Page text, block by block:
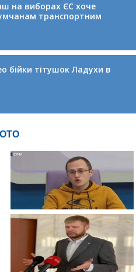
на виборах ЄС хоче
транспортним
бійки тітушок Ладухи в